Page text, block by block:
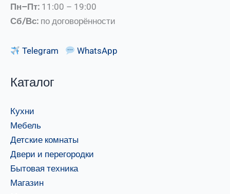
Пн–Пт: 11:00 – 19:00
Сб/Вс: по договорённости
Telegram WhatsApp
Каталог
Кухни
Мебель
Детские комнаты
Двери и перегородки
Бытовая техника
Магазин